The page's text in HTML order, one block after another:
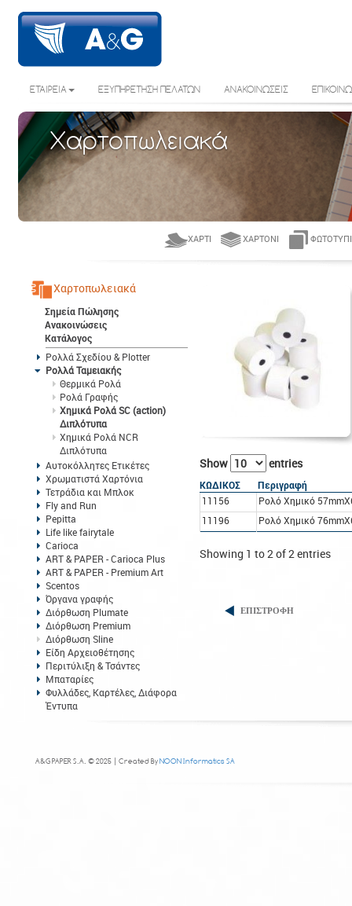
ΕΤΑΙΡΕΙΑ ΕΞΥΠΗΡΕΤΗΣΗ ΠΕΛΑΤΩΝ ΑΝΑΚΟΙΝΩΣΕΙΣ
Χαρτοπωλειακά
ΧΑΡΤΊ ΧΑΡΤΌΝΙ
Χαρτοπωλειακά
Σημεία Πώλησης
Ανακοινώσεις
Κατάλογος
Ρολλά Σχεδίου & Plotter
Ρολλά Ταμειακής
Θερμικά Ρολά
Ρολά Γραφής
Χημικά Ρολά SC (action)
Διπλότυπα
Χημικά Ρολά NCR
Διπλότυπα
Αυτοκόλλητες Ετικέτες
Χρωματιστά Χαρτόνια
Τετράδια και Μπλοκ
Fly and Run
Pepitta
Life like fairytale
Carioca
ART & PAPER - Carioca Plus
ART & PAPER - Premium Art
Scentos
Όργανα γραφής
Διόρθωση Plumate
Διόρθωση Premium
Διόρθωση Sline
Είδη Αρχειοθέτησης
Περιτύλιξη & Τσάντες
Μπαταρίες
Φυλλάδες, Καρτέλες, Διάφορα
Έντυπα
Show entries
ΚΩΔΙΚΟΣ
Περιγραφή
11156
Ρολό Χημικό
11196
Ρολό Χημικό
Showing 1 to 2 of 2 entries
ΕΠΙΣΤΡΟΦΗ
A&G PAPER S.A. © 2025 | Created ByNOON Informatics SA